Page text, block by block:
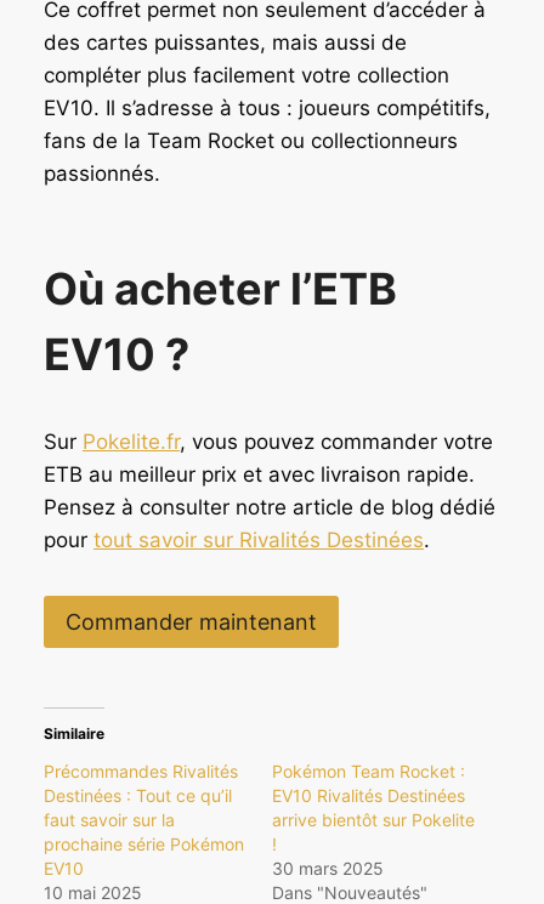
Ce coffret permet non seulement d’accéder à
des cartes puissantes, mais aussi de
compléter plus facilement votre collection
EV10. Il s’adresse à tous : joueurs compétitifs,
fans de la Team Rocket ou collectionneurs
passionnés.
Où acheter l’ETB
EV10 ?
Sur Pokelite.fr, vous pouvez commander votre
ETB au meilleur prix et avec livraison rapide.
Pensez à consulter notre article de blog dédié
pour tout savoir sur Rivalités Destinées.
Commander maintenant
Similaire
Précommandes Rivalités
Destinées : Tout ce qu’il
faut savoir sur la
prochaine série Pokémon
EV10
10 mai 2025
Pokémon Team Rocket :
EV10 Rivalités Destinées
arrive bientôt sur Pokelite
!
30 mars 2025
Dans "Nouveautés"